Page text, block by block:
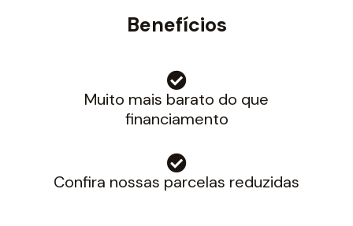
Benefícios
Muito mais barato do que
financiamento​
Confira nossas parcelas reduzidas